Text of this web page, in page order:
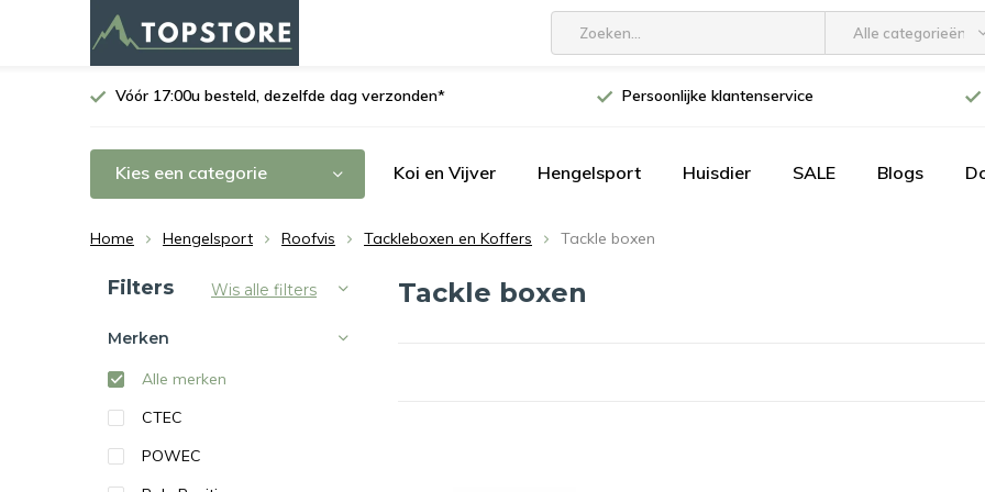
Alle categorieën
Vóór 17:00u besteld, dezelfde dag verzonden* Persoonlijke klantenservice
Kies een categorie Koi en Vijver Hengelsport Huisdier SALE Blogs
Home Hengelsport Roofvis Tackleboxen en Koffers Tackle boxen
Tackle boxen
Sorteren op:
Filters Wis alle filters
Merken
Alle merken
CTEC
POWEC